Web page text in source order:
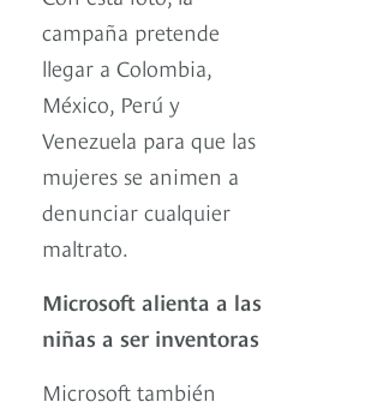
campaña pretende
llegar a Colombia,
México, Perú y
Venezuela para que las
mujeres se animen a
denunciar cualquier
maltrato.
Microsoft alienta a las
niñas a ser inventoras
Microsoft también